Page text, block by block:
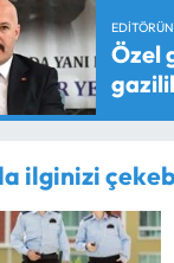
Özel
ilginizi